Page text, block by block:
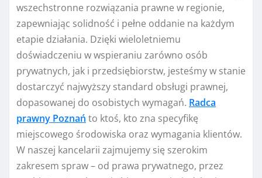
wszechstronne rozwiązania prawne w regionie,
zapewniając solidność i pełne oddanie na każdym
etapie działania. Dzięki wieloletniemu
doświadczeniu w wspieraniu zarówno osób
prywatnych, jak i przedsiębiorstw, jesteśmy w stanie
dostarczyć najwyższy standard obsługi prawnej,
dopasowanej do osobistych wymagań. Radca
prawny Poznań to ktoś, kto zna specyfikę
miejscowego środowiska oraz wymagania klientów.
W naszej kancelarii zajmujemy się szerokim
zakresem spraw – od prawa prywatnego, przez